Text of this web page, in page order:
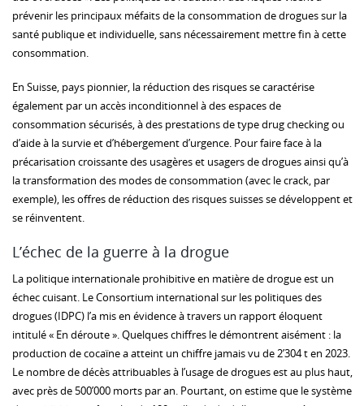
prévenir les principaux méfaits de la consommation de drogues sur la
santé publique et individuelle, sans nécessairement mettre fin à cette
consommation.
En Suisse, pays pionnier, la réduction des risques se caractérise
également par un accès inconditionnel à des espaces de
consommation sécurisés, à des prestations de type drug checking ou
d’aide à la survie et d’hébergement d’urgence. Pour faire face à la
précarisation croissante des usagères et usagers de drogues ainsi qu’à
la transformation des modes de consommation (avec le crack, par
exemple), les offres de réduction des risques suisses se développent et
se réinventent.
L’échec de la guerre à la drogue
La politique internationale prohibitive en matière de drogue est un
échec cuisant. Le Consortium international sur les politiques des
drogues (IDPC) l’a mis en évidence à travers un rapport éloquent
intitulé « En déroute ». Quelques chiffres le démontrent aisément : la
production de cocaïne a atteint un chiffre jamais vu de 2’304 t en 2023.
Le nombre de décès attribuables à l’usage de drogues est au plus haut,
avec près de 500’000 morts par an. Pourtant, on estime que le système